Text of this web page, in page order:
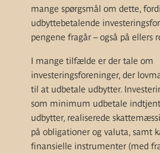
mange spørgsmål om dette,
udbyttebetalende
pengene fragår – også på ellers
I mange tilfælde er der tale om
investeringsforeninger, der
til at udbetale udbytter.
som minimum udbetale
udbytter, realiserede
på obligationer og valuta, samt
finansielle instrumenter (med